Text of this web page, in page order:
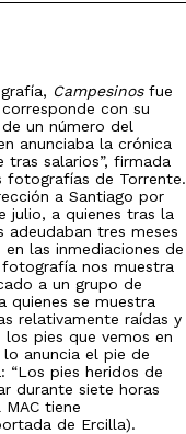
Campesinosfue
con su
un número del
anunciaba la crónica
tras salarios”, firmada
fotografías de Torrente.
a Santiago por
julio, a quienes tras la
adeudaban tres meses
las inmediaciones de
nos muestra
a un grupo de
quienes se muestra
relativamente raídas y
pies que vemos en
anuncia el pie de
pies heridos de
durante siete horas
tiene
de Ercilla).